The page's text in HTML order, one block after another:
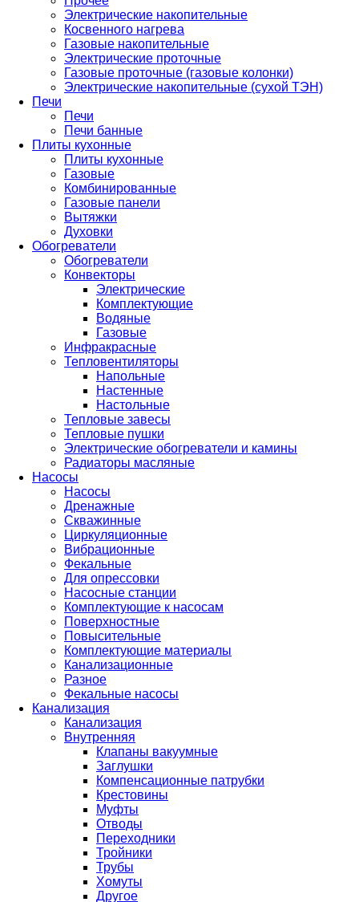
Электрические накопительные
Косвенного нагрева
Газовые накопительные
Электрические проточные
Газовые проточные (газовые колонки)
Электрические накопительные (сухой ТЭН)
Печи
Печи
Печи банные
Плиты кухонные
Плиты кухонные
Газовые
Комбинированные
Газовые панели
Вытяжки
Духовки
Обогреватели
Обогреватели
Конвекторы
Электрические
Комплектующие
Водяные
Газовые
Инфракрасные
Тепловентиляторы
Напольные
Настенные
Настольные
Тепловые завесы
Тепловые пушки
Электрические обогреватели и камины
Радиаторы масляные
Насосы
Насосы
Дренажные
Скважинные
Циркуляционные
Вибрационные
Фекальные
Для опрессовки
Насосные станции
Комплектующие к насосам
Поверхностные
Повысительные
Комплектующие материалы
Канализационные
Разное
Фекальные насосы
Канализация
Канализация
Внутренняя
Клапаны вакуумные
Заглушки
Компенсационные патрубки
Крестовины
Муфты
Отводы
Переходники
Тройники
Трубы
Хомуты
Другое